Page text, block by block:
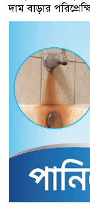
দাম বাড়ার